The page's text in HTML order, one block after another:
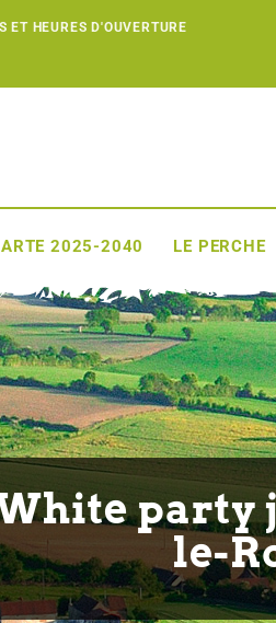
ET HEURES D'OUVERTURE
2025-2040 LE PERCHE
party
le-